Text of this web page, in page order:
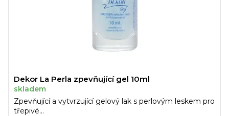
Dekor La Perla zpevňující gel 10ml
skladem
Zpevňující a vytvrzující gelový lak s perlovým leskem pro
třepivé...